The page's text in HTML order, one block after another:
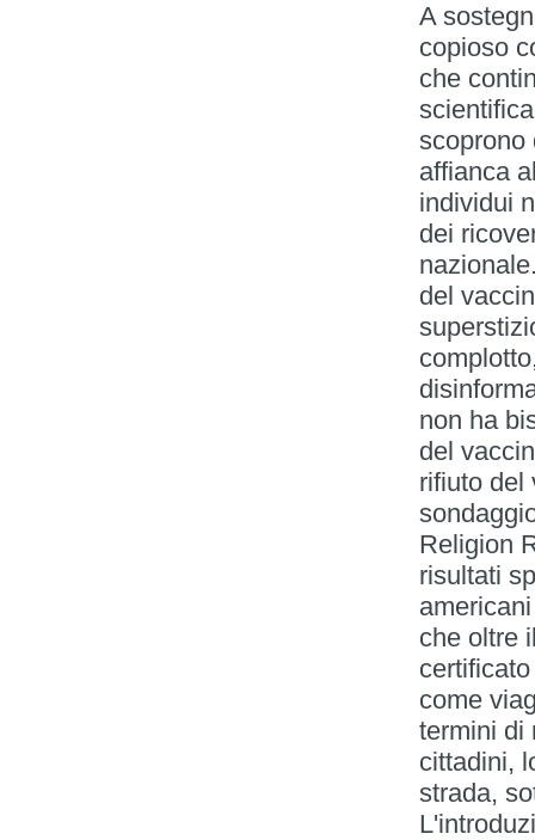
A
copioso
che
scoprono
affianca
individui
dei
del
non ha
del
rifiuto del
Religion
risultati
che oltre
come
termini di
cittadini,
strada,